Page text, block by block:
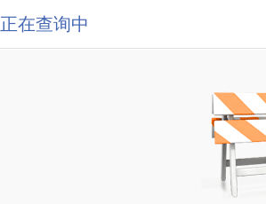
正在查询中